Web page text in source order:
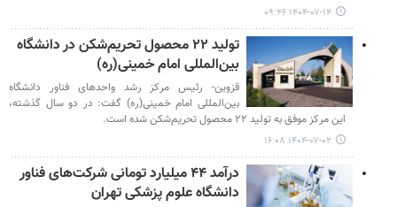
۱۴۰۴-۰۷-۱۴ ۰۹:۴۶
تولید ۲۲ محصول تحریم‌شکن در دانشگاه
بین‌المللی امام خمینی(ره)
قزوین- رئیس مرکز رشد واحدهای فناور دانشگاه
بین‌المللی امام خمینی(ره) گفت: در دو سال گذشته،
این مرکز موفق به تولید ۲۲ محصول تحریم‌شکن شده است.
۱۴۰۴-۰۷-۰۲ ۱۶:۰۸
درآمد ۴۴ میلیارد تومانی شرکت‌های فناور
دانشگاه علوم پزشکی تهران